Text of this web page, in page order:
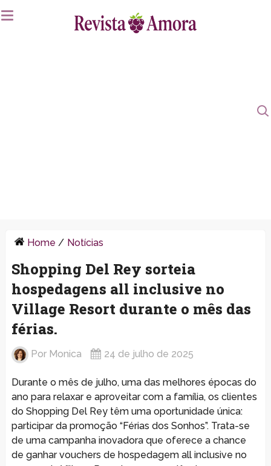
Home / Notícias
Shopping Del Rey sorteia
hospedagens all inclusive no
Village Resort durante o mês das
férias.
Por Monica 24 de julho de 2025
Durante o mês de julho, uma das melhores épocas do
ano para relaxar e aproveitar com a família, os clientes
do Shopping Del Rey têm uma oportunidade única:
participar da promoção “Férias dos Sonhos”. Trata-se
de uma campanha inovadora que oferece a chance
de ganhar vouchers de hospedagem all inclusive no